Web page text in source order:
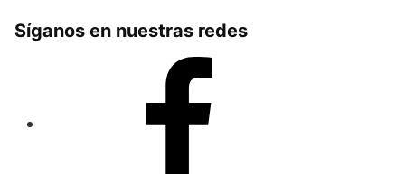
Síganos en nuestras redes